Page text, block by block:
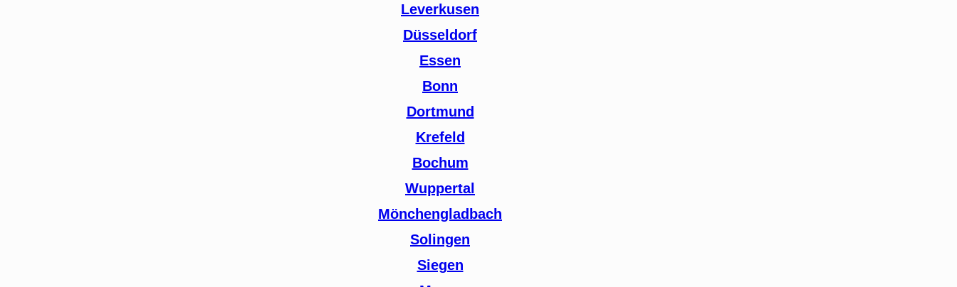
Leverkusen
Düsseldorf
Essen
Bonn
Dortmund
Krefeld
Bochum
Wuppertal
Mönchengladbach
Solingen
Siegen